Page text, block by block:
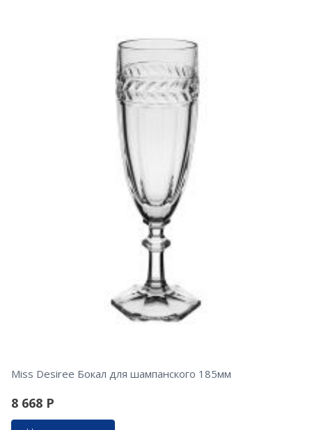
Miss Desiree Бокал для шампанского 185мм
8 668 Р